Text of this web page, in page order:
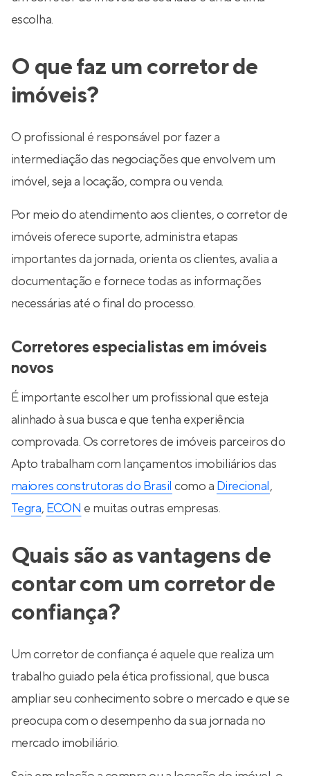
escolha.
O que faz um corretor de
imóveis?
O profissional é responsável por fazer a
intermediação das negociações que envolvem um
imóvel, seja a locação, compra ou venda.
Por meio do atendimento aos clientes, o corretor de
imóveis oferece suporte, administra etapas
importantes da jornada, orienta os clientes, avalia a
documentação e fornece todas as informações
necessárias até o final do processo.
Corretores especialistas em imóveis
novos
É importante escolher um profissional que esteja
alinhado à sua busca e que tenha experiência
comprovada. Os corretores de imóveis parceiros do
Apto trabalham com lançamentos imobiliários das
maiores construtoras do Brasil como a Direcional,
Tegra, ECON e muitas outras empresas.
Quais são as vantagens de
contar com um corretor de
confiança?
Um corretor de confiança é aquele que realiza um
trabalho guiado pela ética profissional, que busca
ampliar seu conhecimento sobre o mercado e que se
preocupa com o desempenho da sua jornada no
mercado imobiliário.